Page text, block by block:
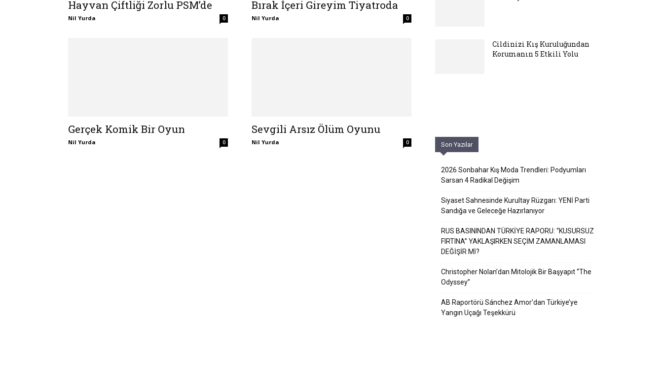
Hayvan Çiftliği Zorlu PSM’de
Nil Yurda 0
Bırak İçeri Gireyim Tiyatroda
Nil Yurda 0
Gerçek Komik Bir Oyun
Nil Yurda 0
Sevgili Arsız Ölüm Oyunu
Nil Yurda 0
Cildinizi Kış Kuruluğundan
Korumanın 5 Etkili Yolu
Son Yazılar
2026 Sonbahar Kış Moda Trendleri: Podyumları
Sarsan 4 Radikal Değişim
Siyaset Sahnesinde Kurultay Rüzgarı: YENİ Parti
Sandığa ve Geleceğe Hazırlanıyor
RUS BASININDAN TÜRKİYE RAPORU: “KUSURSUZ
FIRTINA” YAKLAŞIRKEN SEÇİM ZAMANLAMASI
DEĞİŞİR Mİ?
Christopher Nolan’dan Mitolojik Bir Başyapıt “The
Odyssey”
AB Raportörü Sánchez Amor’dan Türkiye’ye
Yangın Uçağı Teşekkürü